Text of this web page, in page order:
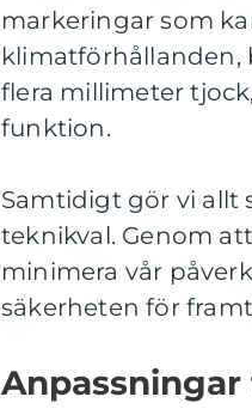
markeringar som
klimatförhållanden,
flera millimeter
funktion.
Samtidigt gör vi allt
teknikval. Genom
minimera vår
säkerheten för